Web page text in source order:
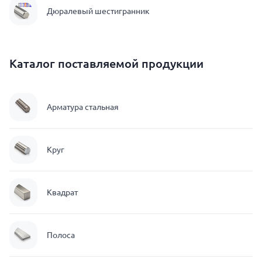
Дюралевый шестигранник
Каталог поставляемой продукции
Арматура стальная
Круг
Квадрат
Полоса